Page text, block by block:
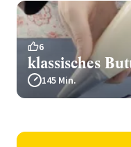
6
klassisches
145 Min.